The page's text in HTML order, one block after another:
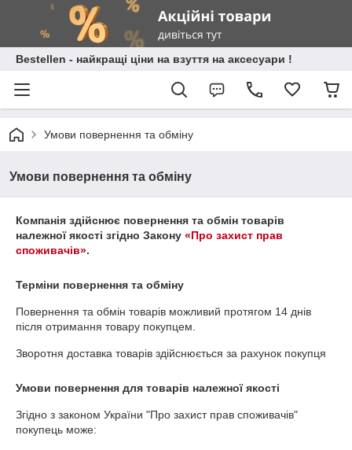
Bestellen - найкращі ціни на взуття на аксесуари !
Умови повернення та обміну
Умови повернення та обміну
Компанія здійснює повернення та обмін товарів
належної якості згідно Закону «Про захист прав
споживачів».
Терміни повернення та обміну
Повернення та обмін товарів можливий протягом 14 днів
після отримання товару покупцем.
Зворотня доставка товарів здійснюється за рахунок покупця
Умови повернення для товарів належної якості
Згідно з законом України "Про захист прав споживачів"
покупець може: